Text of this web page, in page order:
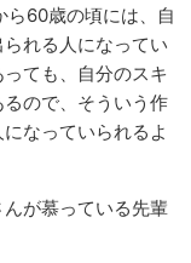
60歳の頃には、自
れる人になってい
ても、自分のスキ
ので、そういう作
なっていられるよ
が慕っている先輩